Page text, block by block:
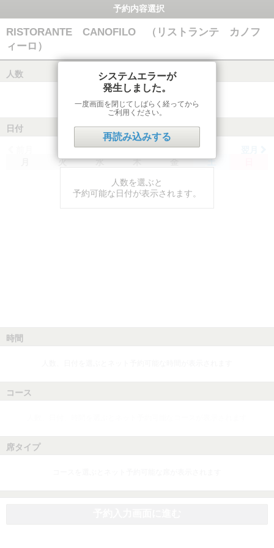
予約内容選択
RISTORANTE CANOFILO （リストランテ カノフ
ィーロ）
人数
日付
火 水 木 金 土
人数を選ぶと
予約可能な日付が表示されます。
時間
コース
席タイプ
システムエラーが
発生しました。
一度画面を閉じてしばらく経ってから
ご利用ください。
再読み込みする